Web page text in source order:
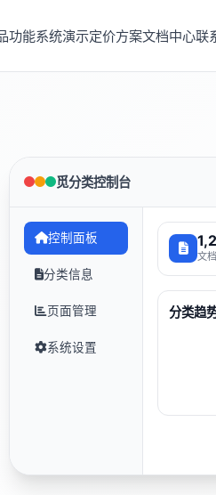
功能系统演示定价方案文档中心联
觅分类控制台
控制面板
分类信息
页面管理
系统设置
文
分类趋